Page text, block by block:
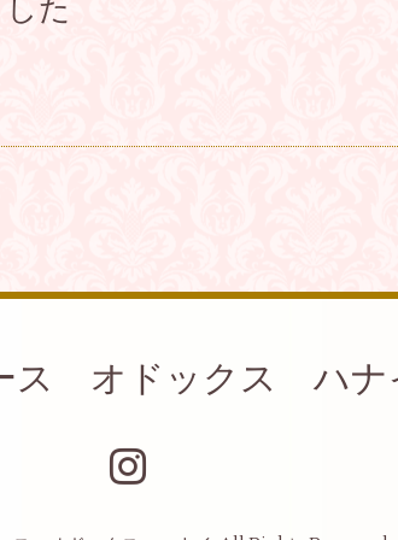
た
ス オドックス ハナ